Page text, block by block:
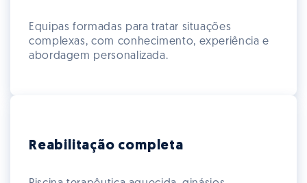
Equipas formadas para tratar situações
complexas, com conhecimento, experiência e
abordagem personalizada.
Reabilitação completa